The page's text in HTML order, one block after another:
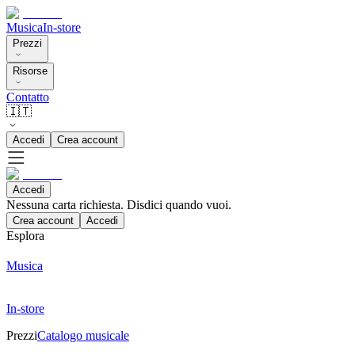
MusicaIn-store
Prezzi
Risorse
Contatto
🇮🇹
Accedi Crea account
Accedi
Nessuna carta richiesta. Disdici quando vuoi.
Crea account Accedi
Esplora
Musica
In-store
PrezziCatalogo musicale